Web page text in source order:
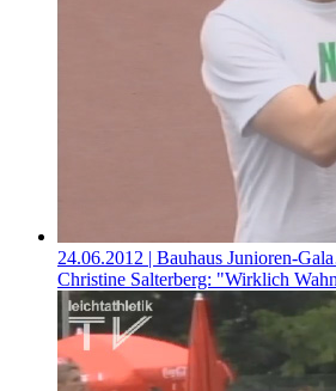
24.06.2012 | Bauhaus Junioren-
Christine Salterberg: "Wirklich